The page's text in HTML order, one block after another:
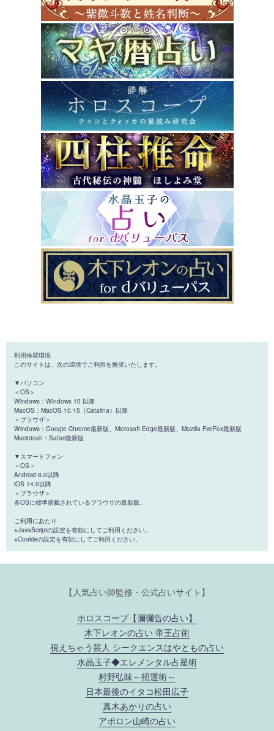
利用推奨環境
このサイトは、次の環境でご利用を推奨いたします。
▼パソコン
＜OS＞
Windows：Windows 10 以降
MacOS：MacOS 10.15（Catalina）以降
＜ブラウザ＞
Windows：Google Chrome最新版、Microsoft Edge最新版、Mozilla FireFox最新版
Macintosh：Safari最新版
▼スマートフォン
＜OS＞
Android 8.0以降
iOS 14.0以降
＜ブラウザ＞
各OSに標準搭載されているブラウザの最新版。
ご利用にあたり
※JavaScriptの設定を有効にしてご利用ください。
※Cookieの設定を有効にしてご利用ください。
【人気占い師監修・公式占いサイト】
ホロスコープ【彌彌告の占い】
木下レオンの占い 帝王占術
視えちゃう芸人 シークエンスはやともの占い
水晶玉子◆エレメンタル占星術
村野弘味～招運術～
日本最後のイタコ松田広子
真木あかりの占い
アポロン山崎の占い